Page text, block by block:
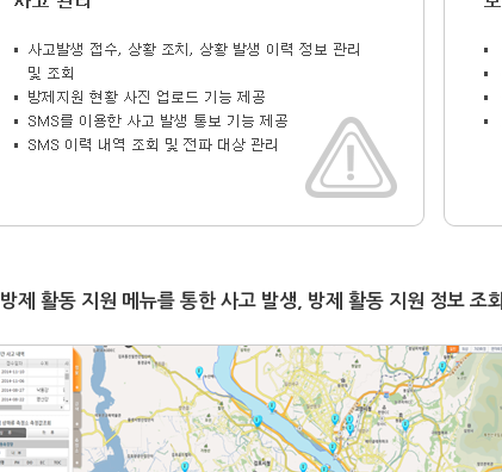
방제 활동 지원 메뉴를 통한 사고 발생, 방제 활동 지원 정보 조회